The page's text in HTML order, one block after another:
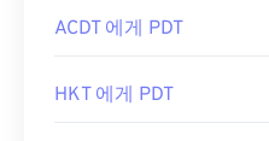
ACDT 에게 PDT
HKT 에게 PDT